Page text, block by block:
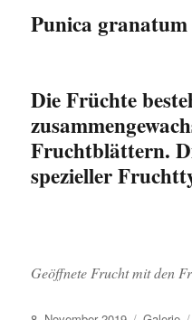
Punica granatum
Die Früchte
Fruchtblättern.
spezieller
Geöffnete Frucht mit den